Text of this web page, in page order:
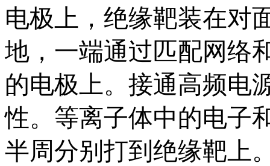
电极上，绝缘靶装在对
地，一端通过匹配网络
的电极上。接通高频电
性。等离子体中的电子
半周分别打到绝缘靶上